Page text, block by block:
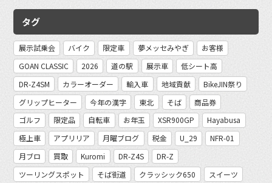
タグ
展示試乗会 バイク 限定車 夢メッセみやぎ
お客様
GOAN CLASSIC
2026 道の駅 展示車
低シート高
DR-Z4SM
カラーオーダー 輸入車 地域貢献
BikeJIN祭り
グリップヒーター
今年の漢字 東北 そば
商品券
ゴルフ
限定品 自転車 お年玉 XSR900GP
Hayabusa
極上車
アプリリア 月曜ブログ 税金 U_29
NFR-01
月ブロ
買取 Kuromi DR-Z4S
DR-Z
ツーリングスポット
そば街道 クラッシック650
スイーツ